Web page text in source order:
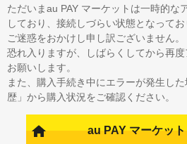
ただいまau PAY マーケットは一時的な
しており、接続しづらい状態となってお
ご迷惑をおかけし申し訳ございません。
恐れ入りますが、しばらくしてから再
お願いします。
また、購入手続き中にエラーが発生し
歴」から購入状況をご確認ください。
au PAY マーケッ